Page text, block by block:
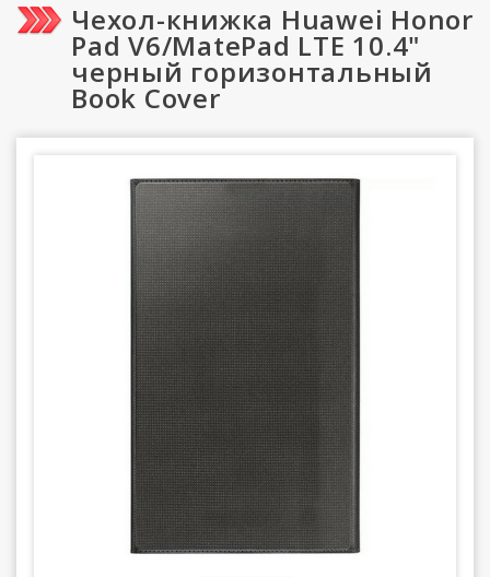
Чехол-книжка Huawei Honor
Pad V6/MatePad LTE 10.4"
черный горизонтальный
Book Cover